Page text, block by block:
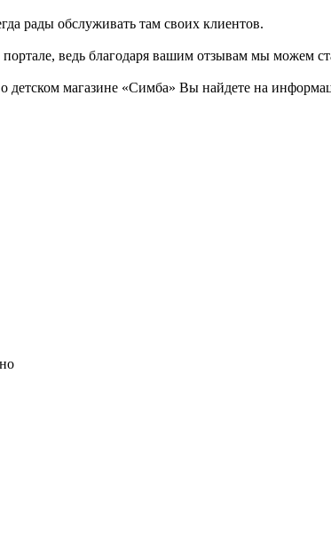
рады обслуживать там своих клиентов.
ведь благодаря вашим отзывам мы можем
магазине «Симба» Вы найдете на